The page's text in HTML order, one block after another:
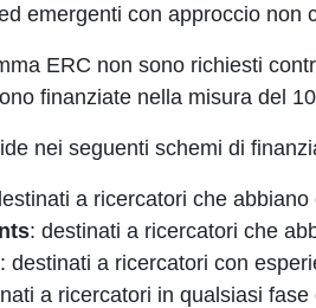
emergenti con approccio non
ERC non sono richiesti
finanziate nella misura del
nei seguenti schemi di
a ricercatori che
: destinati a ricercatori che
: destinati a ricercatori con
a ricercatori in qualsiasi